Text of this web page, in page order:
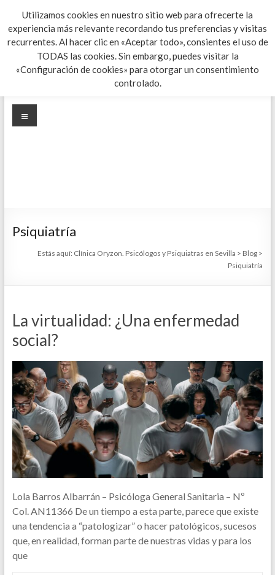
Saltar
al
contenidoClínica Oryzon. Psicólogos y
Psiquiatras en Sevilla
Cuidamos de tu salud mental
Menú
Psiquiatría
Estás aquí: Clínica Oryzon. Psicólogos y Psiquiatras en Sevilla > Blog >
Psiquiatría
La virtualidad: ¿Una enfermedad
social?
Lola Barros Albarrán – Psicóloga General Sanitaria – Nº
Col. AN11366 De un tiempo a esta parte, parece que existe
una tendencia a “patologizar” o hacer patológicos, sucesos
que, en realidad, forman parte de nuestras vidas y para los
que
Utilizamos cookies en nuestro sitio web para ofrecerte la
experiencia más relevante recordando tus preferencias y visitas
recurrentes. Al hacer clic en «Aceptar todo», consientes el uso de
TODAS las cookies. Sin embargo, puedes visitar la
«Configuración de cookies» para otorgar un consentimiento
controlado.